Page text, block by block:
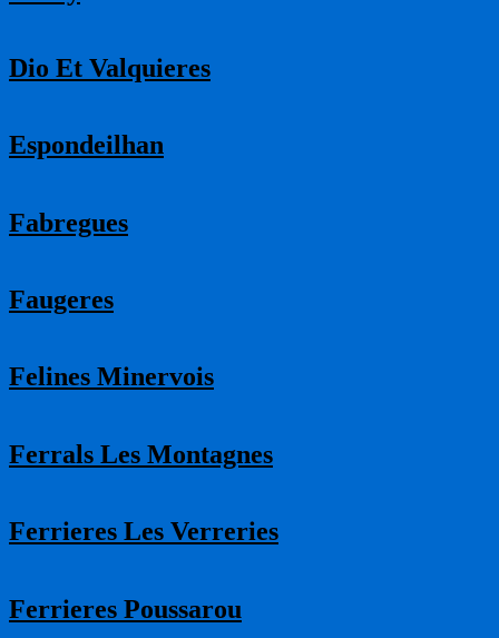
Dio Et Valquieres
Espondeilhan
Fabregues
Faugeres
Felines Minervois
Ferrals Les Montagnes
Ferrieres Les Verreries
Ferrieres Poussarou